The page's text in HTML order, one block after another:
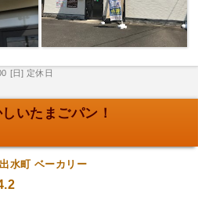
[日] 定休日
いたまごパン！
水町 ベーカリー